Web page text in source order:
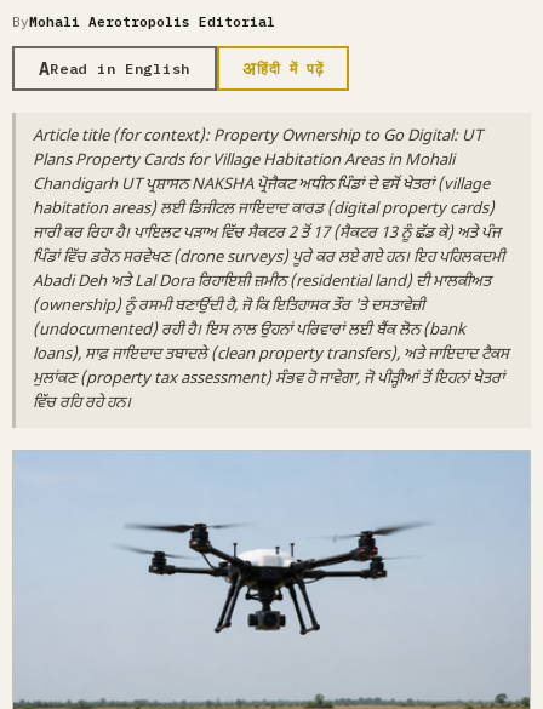
ByMohali Aerotropolis Editorial
ARead in English अहिंदी में पढ़ें
Article title (for context): Property Ownership to Go Digital: UT
Plans Property Cards for Village Habitation Areas in Mohali
Chandigarh UT ਪ੍ਰਸ਼ਾਸਨ NAKSHA ਪ੍ਰੋਜੈਕਟ ਅਧੀਨ ਪਿੰਡਾਂ ਦੇ ਵਸੋਂ ਖੇਤਰਾਂ (village
habitation areas) ਲਈ ਡਿਜੀਟਲ ਜਾਇਦਾਦ ਕਾਰਡ (digital property cards)
ਜਾਰੀ ਕਰ ਰਿਹਾ ਹੈ। ਪਾਇਲਟ ਪੜਾਅ ਵਿੱਚ ਸੈਕਟਰ 2 ਤੋਂ 17 (ਸੈਕਟਰ 13 ਨੂੰ ਛੱਡ ਕੇ) ਅਤੇ ਪੰਜ
ਪਿੰਡਾਂ ਵਿੱਚ ਡਰੋਨ ਸਰਵੇਖਣ (drone surveys) ਪੂਰੇ ਕਰ ਲਏ ਗਏ ਹਨ। ਇਹ ਪਹਿਲਕਦਮੀ
Abadi Deh ਅਤੇ Lal Dora ਰਿਹਾਇਸ਼ੀ ਜ਼ਮੀਨ (residential land) ਦੀ ਮਾਲਕੀਅਤ
(ownership) ਨੂੰ ਰਸਮੀ ਬਣਾਉਂਦੀ ਹੈ, ਜੋ ਕਿ ਇਤਿਹਾਸਕ ਤੌਰ 'ਤੇ ਦਸਤਾਵੇਜ਼ੀ
(undocumented) ਰਹੀ ਹੈ। ਇਸ ਨਾਲ ਉਹਨਾਂ ਪਰਿਵਾਰਾਂ ਲਈ ਬੈਂਕ ਲੋਨ (bank
loans), ਸਾਫ਼ ਜਾਇਦਾਦ ਤਬਾਦਲੇ (clean property transfers), ਅਤੇ ਜਾਇਦਾਦ ਟੈਕਸ
ਮੁਲਾਂਕਣ (property tax assessment) ਸੰਭਵ ਹੋ ਜਾਵੇਗਾ, ਜੋ ਪੀੜ੍ਹੀਆਂ ਤੋਂ ਇਹਨਾਂ ਖੇਤਰਾਂ
ਵਿੱਚ ਰਹਿ ਰਹੇ ਹਨ।